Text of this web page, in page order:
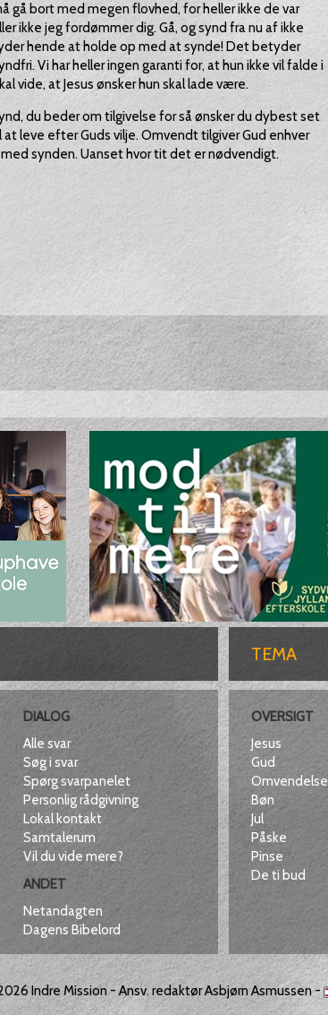
gå bort med megen flovhed, for heller ikke de var
ikke jeg fordømmer dig. Gå, og synd fra nu af ikke
hende at holde op med at synde! Det betyder
Vi har heller ingen garanti for, at hun ikke vil falde i
vide, at Jesus ønsker hun skal lade være.
du beder om tilgivelse for så ønsker du dybest set
leve efter Guds vilje. Omvendt tilgiver Gud enhver
synden. Uanset hvor tit det er nødvendigt.
DIALOG
Alle svar
Søg i svar
Spørg svarpanelet
Personlig rådgivning
Lokal kontakt
Samtalerum
Vil du vide mere?
ANDET
Netandagten
Dagens Bibelord
TEMA
OVERSIGT
Jesus
Gud
Omvendelse
Bøn
Jul
Påske
Pinse
De ti bud
Indre Mission- Ansv. redaktør Asbjørn Asmussen -